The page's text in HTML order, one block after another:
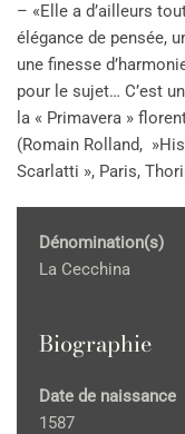
– «Elle a d’ailleurs
élégance de pensée,
une finesse
pour le sujet… C’est
la « Primavera »
(Romain Rolland,
Scarlatti », Paris,
Dénomination(s)
La Cecchina
Biographie
Date de naissance
1587